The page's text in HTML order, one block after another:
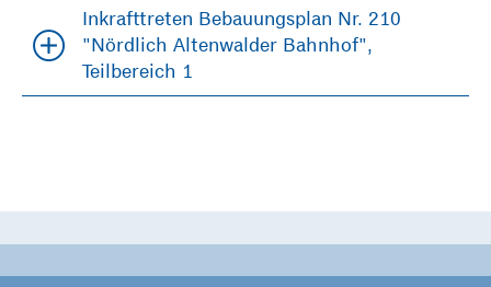
Inkrafttreten Bebauungsplan Nr. 210
"Nördlich Altenwalder Bahnhof",
Teilbereich 1